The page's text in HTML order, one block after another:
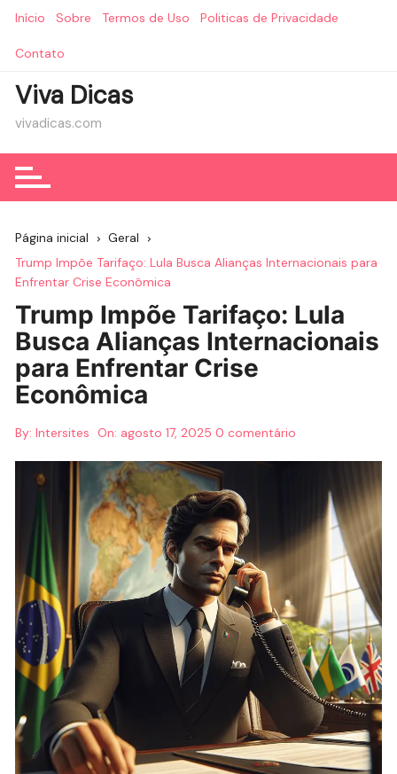
Início Sobre Termos de Uso Politicas de Privacidade
Contato
Viva Dicas
vivadicas.com
Página inicial
Geral
Trump Impõe Tarifaço: Lula Busca Alianças Internacionais para
Enfrentar Crise Econômica
Trump Impõe Tarifaço: Lula
Busca Alianças Internacionais
para Enfrentar Crise
Econômica
By: Intersites On: agosto 17, 2025 0 comentário